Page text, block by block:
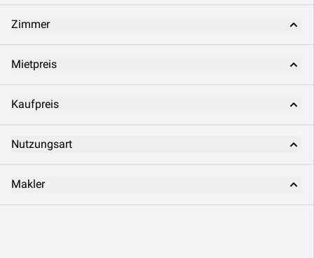
Zimmer
Mietpreis
Kaufpreis
Nutzungsart
Makler